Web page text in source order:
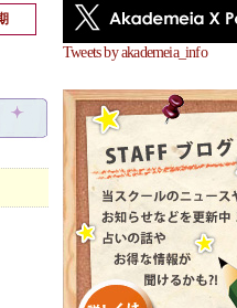
Tweets by akademeia_info